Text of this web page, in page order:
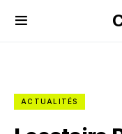
ACTUALITÉS